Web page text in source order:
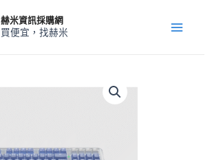
赫米資訊採購網
買便宜，找赫米
Menu